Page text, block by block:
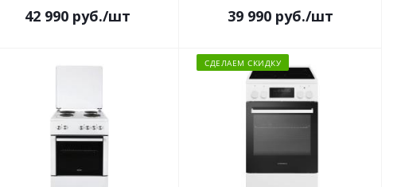
42 990 руб./шт 39 990 руб./шт
СДЕЛАЕМ СКИДКУ